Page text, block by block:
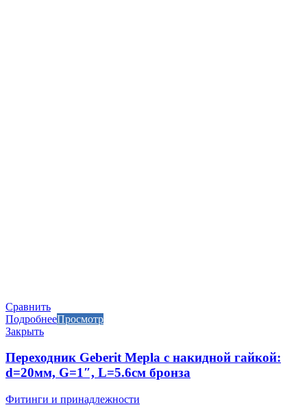
Сравнить
ПодробнееПросмотр
Закрыть
Переходник Geberit Mepla с накидной гайкой:
d=20мм, G=1″, L=5.6см бронза
Фитинги и принадлежности